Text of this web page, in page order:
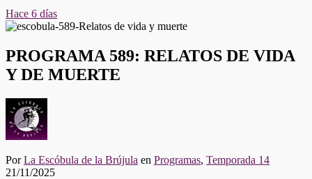
Hace 6 días
PROGRAMA 589: RELATOS DE VIDA
Y DE MUERTE
PorLa Escóbula de la Brújula en Programas, Temporada 14
21/11/2025